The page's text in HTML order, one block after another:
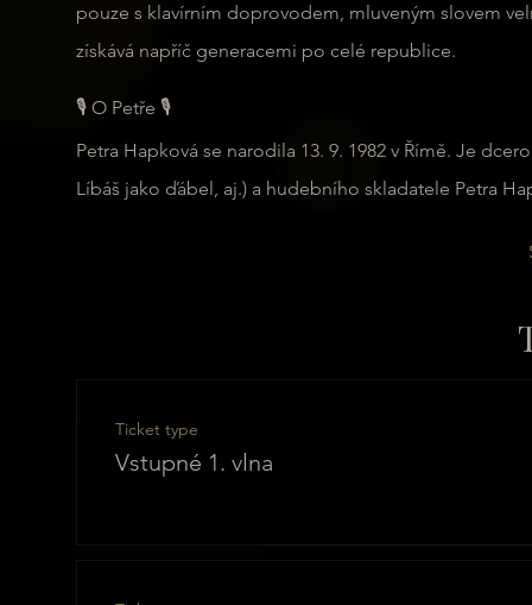
pouze s klavírním doprovodem, mluveným slovem
získává napříč generacemi po celé republice.
🎙️ O Petře 🎙️
Petra Hapková se narodila 13. 9. 1982 v Římě. Je
Líbáš jako ďábel, aj.) a hudebního skladatele Petra
Ticket type
Vstupné 1. vlna